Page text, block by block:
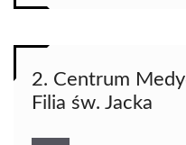
2. Centrum
Filia św. Jacka